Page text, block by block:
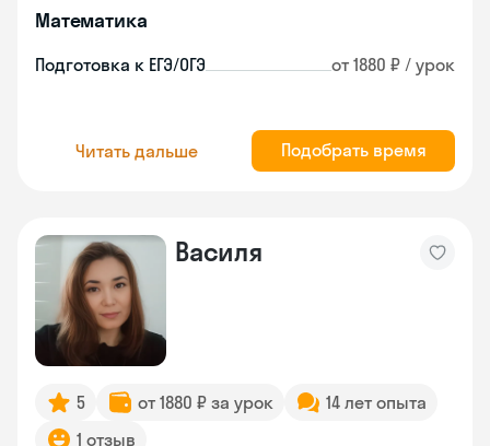
Математика
Подготовка к ЕГЭ/ОГЭ от 1880 ₽ / урок
Читать дальше Подобрать время
Василя
5 от 1880 ₽ за урок
14 лет опыта
1 отзыв